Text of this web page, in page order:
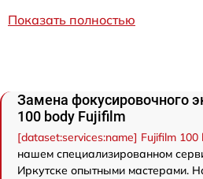
Показать полностью
Замена фокусировочного
100 body Fujifilm
[dataset:services:name] Fujifilm 100
нашем специализированном
Иркутске опытными мастерами.